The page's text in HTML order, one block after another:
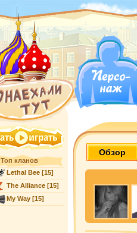
Топ кланов
Lethal Bee[15]
The Alliance[15]
My Way[15]
Обзор